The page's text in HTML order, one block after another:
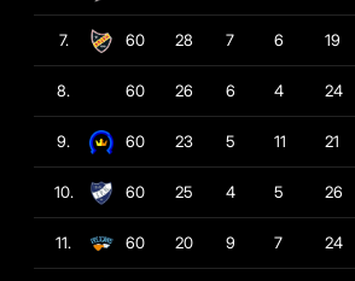
7. 60 28 7 6 19
8. 60 26 6 4 24
9. 60 23 5 11 21
10. 60 25 4 5 26
11. 60 20 9 7 24